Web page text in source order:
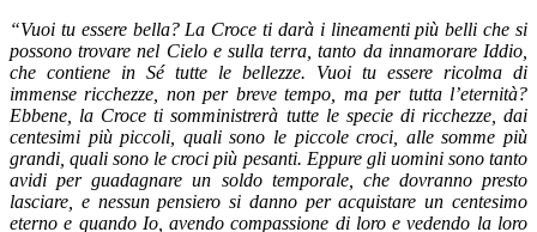
“Vuoi tu essere bella? La Croce ti darà i lineamenti più belli che si
possono trovare nel Cielo e sulla terra, tanto da innamorare Iddio,
che contiene in Sé tutte le bellezze. Vuoi tu essere ricolma di
immense ricchezze, non per breve tempo, ma per tutta l’eternità?
Ebbene, la Croce ti somministrerà tutte le specie di ricchezze, dai
centesimi più piccoli, quali sono le piccole croci, alle somme più
grandi, quali sono le croci più pesanti. Eppure gli uomini sono tanto
avidi per guadagnare un soldo temporale, che dovranno presto
lasciare, e nessun pensiero si danno per acquistare un centesimo
eterno e quando Io, avendo compassione di loro e vedendo la loro